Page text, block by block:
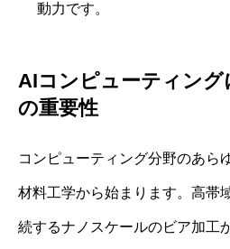
動力です。
AIコンピューティン
の重要性
コンピューティング分野のあら
材料工学から始まります。高帯
続するナノスケールのビア加工